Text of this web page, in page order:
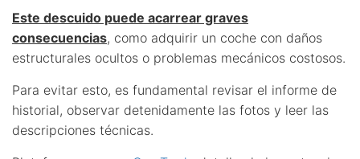
Este descuido puede acarrear graves
consecuencias, como adquirir un coche con daños
estructurales ocultos o problemas mecánicos costosos.
Para evitar esto, es fundamental revisar el informe de
historial, observar detenidamente las fotos y leer las
descripciones técnicas.